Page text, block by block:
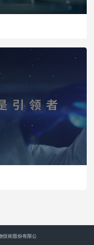
技術股份有限公